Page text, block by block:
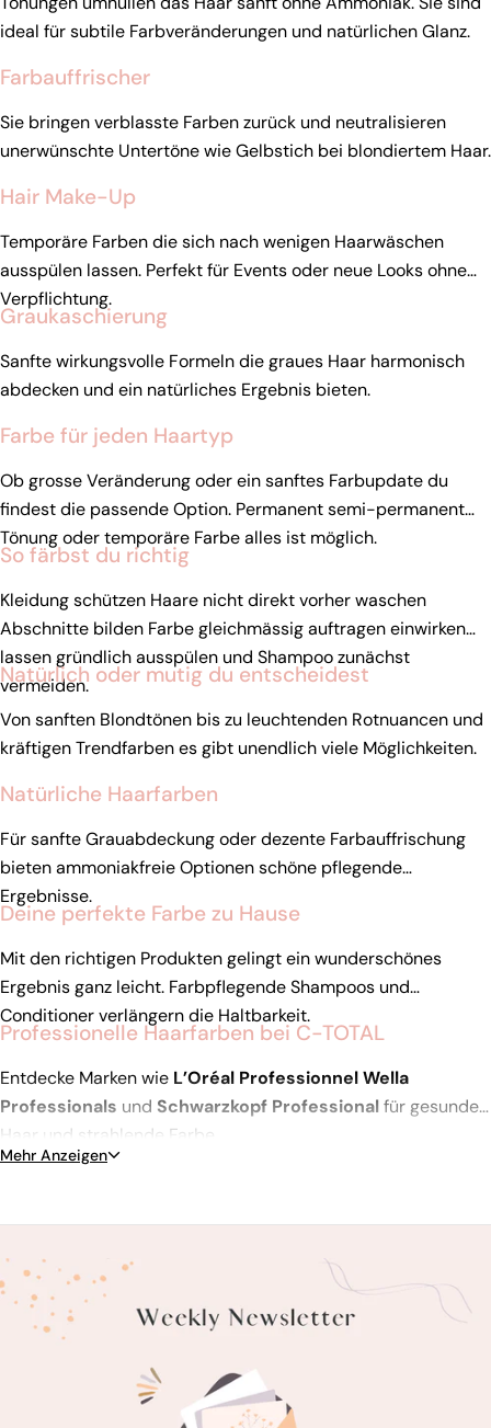
ideal für subtile Farbveränderungen und natürlichen Glanz.
Farbauffrischer
Sie bringen verblasste Farben zurück und neutralisieren
unerwünschte Untertöne wie Gelbstich bei blondiertem Haar.
Hair Make-Up
Temporäre Farben die sich nach wenigen Haarwäschen
ausspülen lassen. Perfekt für Events oder neue Looks ohne
Verpflichtung.
Graukaschierung
Sanfte wirkungsvolle Formeln die graues Haar harmonisch
abdecken und ein natürliches Ergebnis bieten.
Farbe für jeden Haartyp
Ob grosse Veränderung oder ein sanftes Farbupdate du
findest die passende Option. Permanent semi-permanent
Tönung oder temporäre Farbe alles ist möglich.
So färbst du richtig
Kleidung schützen Haare nicht direkt vorher waschen
Abschnitte bilden Farbe gleichmässig auftragen einwirken
lassen gründlich ausspülen und Shampoo zunächst
vermeiden.
Natürlich oder mutig du entscheidest
Von sanften Blondtönen bis zu leuchtenden Rotnuancen und
kräftigen Trendfarben es gibt unendlich viele Möglichkeiten.
Natürliche Haarfarben
Für sanfte Grauabdeckung oder dezente Farbauffrischung
bieten ammoniakfreie Optionen schöne pflegende
Ergebnisse.
Deine perfekte Farbe zu Hause
Mit den richtigen Produkten gelingt ein wunderschönes
Ergebnis ganz leicht. Farbpflegende Shampoos und
Conditioner verlängern die Haltbarkeit.
Professionelle Haarfarben bei C-TOTAL
Entdecke Marken wie L’Oréal ProfessionnelWella
Professionals und Schwarzkopf Professionalfür gesundes
Haar und strahlende Farbe.
Mehr Anzeigen